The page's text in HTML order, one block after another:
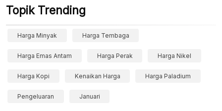
Topik Trending
Harga Minyak Harga Tembaga
Harga Emas Antam Harga Perak Harga Nikel
Harga Kopi Kenaikan Harga Harga Paladium
Pengeluaran Januari